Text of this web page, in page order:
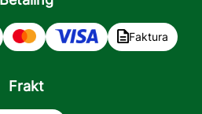
Faktura
Frakt